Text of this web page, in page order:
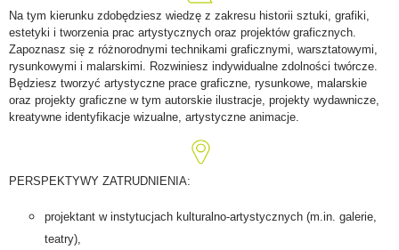
Na tym kierunku zdobędziesz wiedzę z zakresu historii sztuki, grafiki,
estetyki i tworzenia prac artystycznych oraz projektów graficznych.
Zapoznasz się z różnorodnymi technikami graficznymi, warsztatowymi,
rysunkowymi i malarskimi. Rozwiniesz indywidualne zdolności twórcze.
Będziesz tworzyć artystyczne prace graficzne, rysunkowe, malarskie
oraz projekty graficzne w tym autorskie ilustracje, projekty wydawnicze,
kreatywne identyfikacje wizualne, artystyczne animacje.
PERSPEKTYWY ZATRUDNIENIA:
projektant w instytucjach kulturalno-artystycznych (m.in. galerie,
teatry),